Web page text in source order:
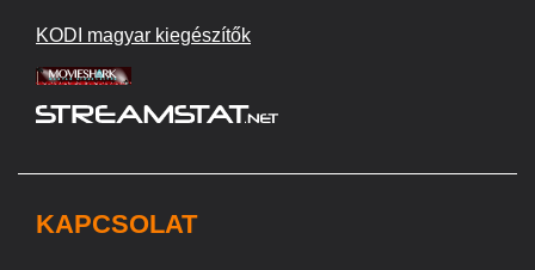
KODI magyar kiegészítők
KAPCSOLAT